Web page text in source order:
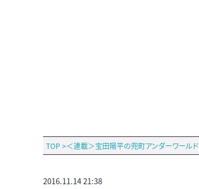
TOP >＜連載＞宝田陽平の兜町アンダーワールド
2016.11.14 21:38